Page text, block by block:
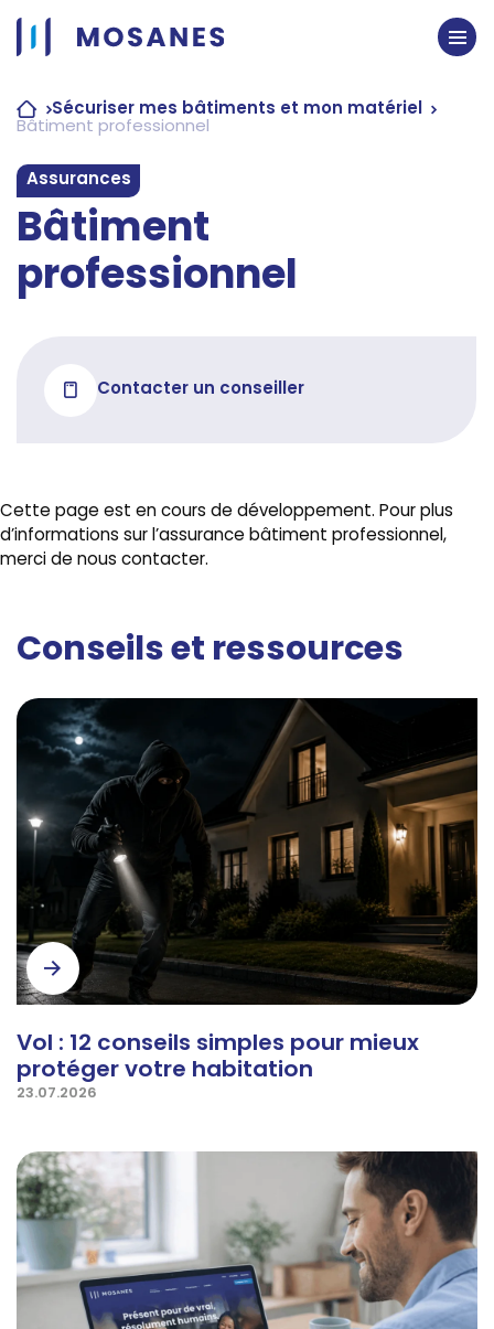
Passer
contenu
Sécuriser mes bâtiments et mon matériel
Bâtiment professionnel
Assurances
Bâtiment
professionnel
Contacter un conseiller
Cette page est en cours de développement. Pour plus
d’informations sur l’assurance bâtiment professionnel,
merci de nous contacter.
Conseils et ressources
Vol : 12 conseils simples pour mieux
protéger votre habitation
23.07.2026